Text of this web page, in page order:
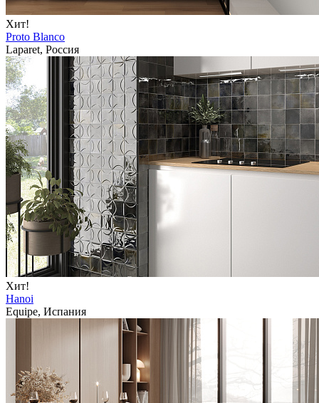
Хит!
Proto Blanco
Laparet, Россия
Хит!
Hanoi
Equipe, Испания